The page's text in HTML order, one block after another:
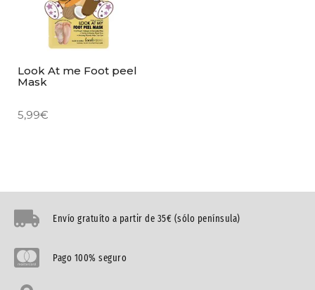
Look At me Foot peel
Mask
5,99€
Envío gratuíto a partir de 35€ (sólo península)
Pago 100% seguro